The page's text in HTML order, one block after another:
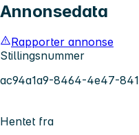
Annonsedata
Rapporter annonse
Stillingsnummer
ac94a1a9-8464-4e47-
Hentet fra